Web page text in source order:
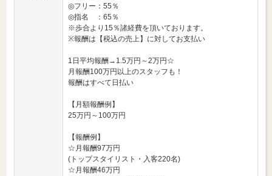
◎フリー：55％
◎指名 ：65％
※歩合より15％諸経費を頂いております。
※報酬は【税込の売上】に対してお支払い
1日平均報酬→1.5万円～2万円☆
月報酬100万円以上のスタッフも！
報酬はすべて日払い
【月額報酬例】
25万円～100万円
【報酬例】
☆月報酬97万円
(トップスタイリスト・入客220名)
☆月報酬46万円